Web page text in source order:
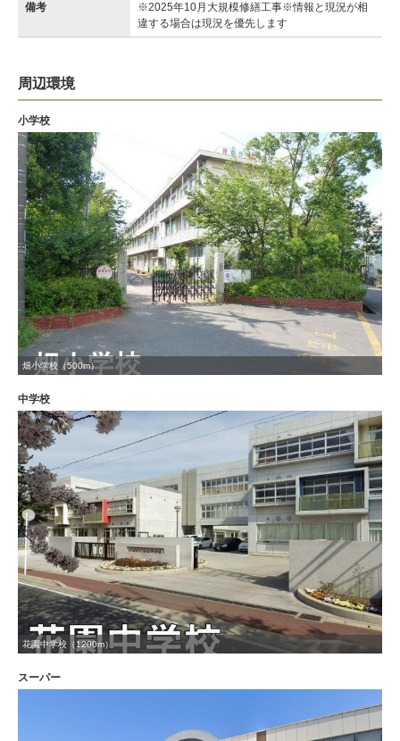
備考
※2025年10月大規模修繕工事※情報と現況が相
違する場合は現況を優先します
周辺環境
小学校
畑小学校（500m）
中学校
花園中学校（1200m）
スーパー